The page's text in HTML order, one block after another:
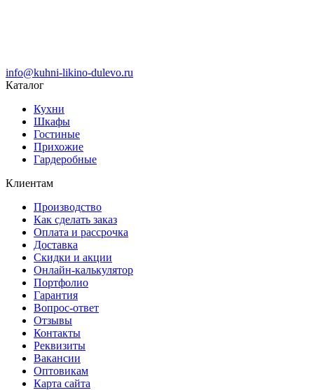
info@kuhni-likino-dulevo.ru
Каталог
Кухни
Шкафы
Гостиные
Прихожие
Гардеробные
Клиентам
Производство
Как сделать заказ
Оплата и рассрочка
Доставка
Скидки и акции
Онлайн-калькулятор
Портфолио
Гарантия
Вопрос-ответ
Отзывы
Контакты
Реквизиты
Вакансии
Оптовикам
Карта сайта